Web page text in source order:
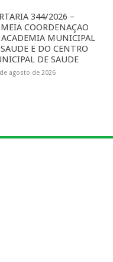
344/2026 –
COORDENAÇAO
MUNICIPAL
E DO CENTRO
DE SAUDE
agosto de 2026